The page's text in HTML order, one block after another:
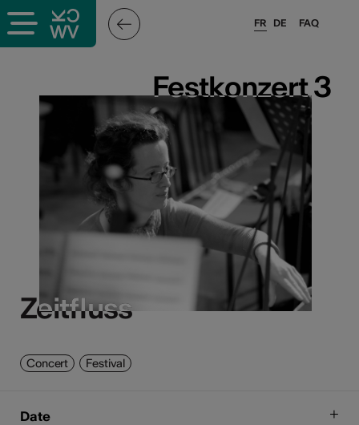
FAQ
FR DE
Festkonzert 3
Zeitfluss
Festkonzert 3
Zeitfluss
Concert Festival
Date